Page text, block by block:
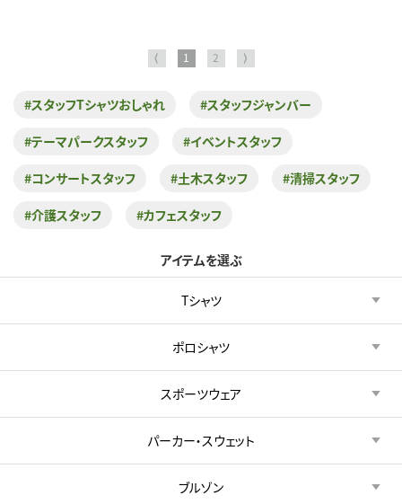
⟨ 1 2 ⟩
#スタッフTシャツおしゃれ #スタッフジャンバー
#テーマパークスタッフ #イベントスタッフ
#コンサートスタッフ #土木スタッフ #清掃スタッフ
#介護スタッフ #カフェスタッフ
アイテムを選ぶ
Tシャツ
ポロシャツ
スポーツウェア
パーカー・スウェット
ブルゾン